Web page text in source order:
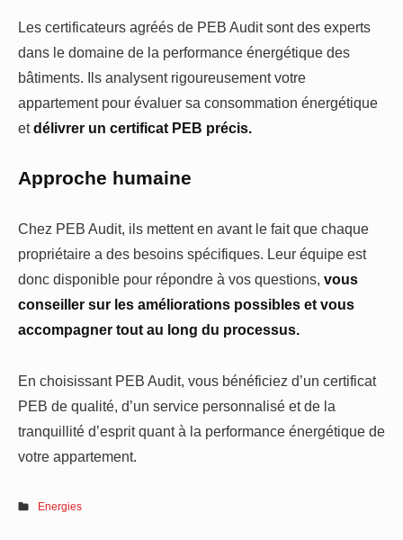
Les certificateurs agréés de PEB Audit sont des experts
dans le domaine de la performance énergétique des
bâtiments. Ils analysent rigoureusement votre
appartement pour évaluer sa consommation énergétique
etdélivrer un certificat PEB précis.
Approche humaine
Chez PEB Audit, ils mettent en avant le fait que chaque
propriétaire a des besoins spécifiques. Leur équipe est
donc disponible pour répondre à vos questions, vous
conseiller sur les améliorations possibles et vous
accompagner tout au long du processus.
En choisissant PEB Audit, vous bénéficiez d’un certificat
PEB de qualité, d’un service personnalisé et de la
tranquillité d’esprit quant à la performance énergétique de
votre appartement.
Energies